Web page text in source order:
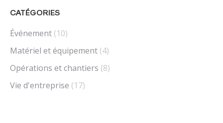
CATÉGORIES
Événement (10)
Matériel et équipement (4)
Opérations et chantiers (8)
Vie d'entreprise (17)